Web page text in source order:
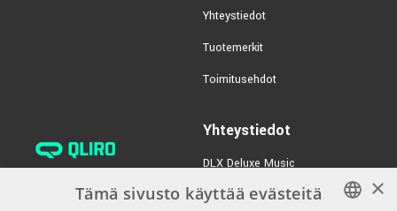
Yhteystiedot
Tuotemerkit
Toimitusehdot
Yhteystiedot
DLX Deluxe Music
verkkokaupan asiakaspalvelu:
tilaus@dlxmusic.fi
×
Tämä sivusto käyttää evästeitä